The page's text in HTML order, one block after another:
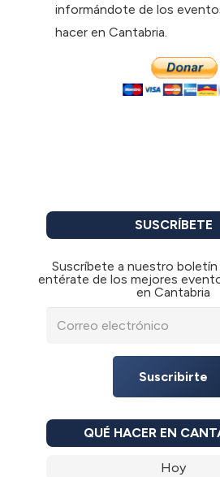
informándote de los
hacer en Cantabria.
SUSCRÍBETE
Suscríbete a nuestro
entérate de los mejores
en Cantabria
Suscribirte
QUÉ HACER EN
Hoy